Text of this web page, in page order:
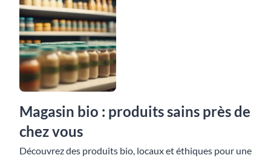
Magasin bio : produits sains près de
chez vous
Découvrez des produits bio, locaux et éthiques pour une